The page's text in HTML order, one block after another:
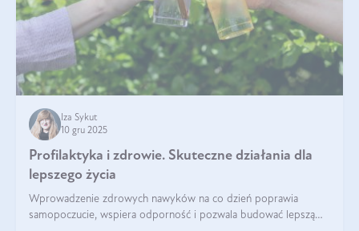
Iza Sykut
10 gru 2025
Profilaktyka i zdrowie. Skuteczne działania dla
lepszego życia
Wprowadzenie zdrowych nawyków na co dzień poprawia
samopoczucie, wspiera odporność i pozwala budować lepszą